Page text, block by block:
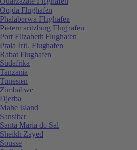
Oujda Flughafen
Phalaborwa Flughafen
Pietermaritzburg Flughafen
Port Elizabeth Flughafen
Praia Intl. Flughafen
Rabat Flughafen
Südafrika
Tanzania
Tunesien
Zimbabwe
Djerba
Mahe Island
Sansibar
Santa Maria do Sal
Sheikh Zayed
Sousse